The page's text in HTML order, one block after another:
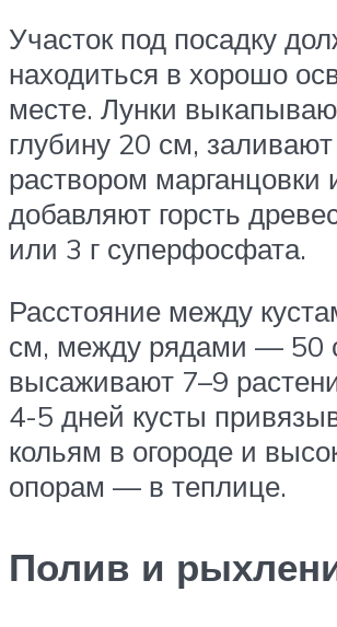
Участок под посадку
находиться в хорошо
месте. Лунки
глубину 20 см,
раствором марганцовки
добавляют горсть
или 3 г суперфосфата.
Расстояние между
см, между рядами — 50
высаживают 7–9
4-5 дней кусты
кольям в огороде и
опорам — в теплице.
Полив и